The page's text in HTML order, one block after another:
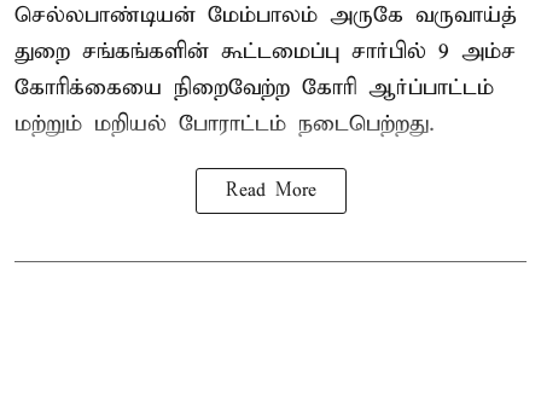
செல்லபாண்டியன் மேம்பாலம் அருகே வருவாய்த்
துறை சங்கங்களின் கூட்டமைப்பு சார்பில் 9 அம்ச
கோரிக்கையை நிறைவேற்ற கோரி ஆர்ப்பாட்டம்
மற்றும் மறியல் போராட்டம் நடைபெற்றது.
Read More